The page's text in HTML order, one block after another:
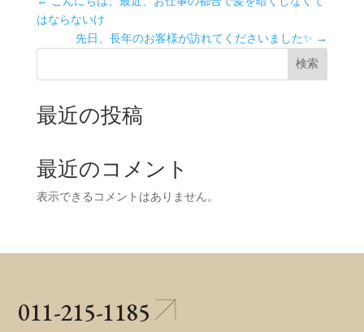
はならないけ
先日、長年のお客様が訪れてくださいました✨ →
検索
最近の投稿
最近のコメント
表示できるコメントはありません。
011-215-1185